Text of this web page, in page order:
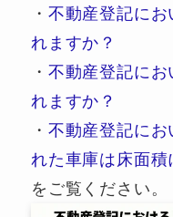
・ 不動産登記にお
れますか？
・ 不動産登記にお
れますか？
・ 不動産登記にお
れた車庫は床面積
をご覧ください。